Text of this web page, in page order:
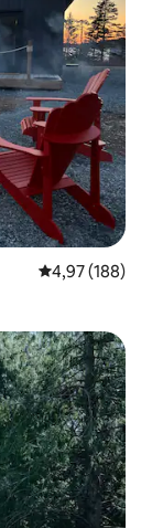
4,97 (188)